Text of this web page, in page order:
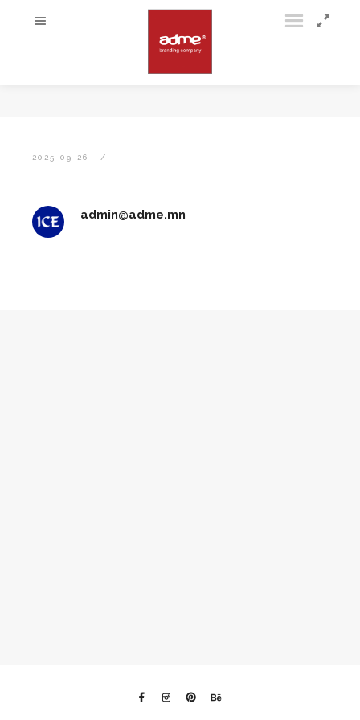
2025-09-26
admin@adme.mn